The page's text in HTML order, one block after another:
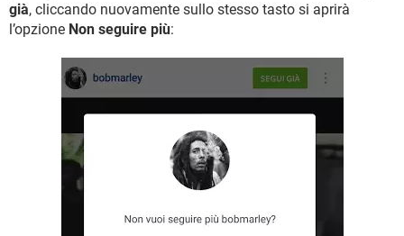
già, cliccando nuovamente sullo stesso tasto si aprirà
l’opzione Non seguire più: